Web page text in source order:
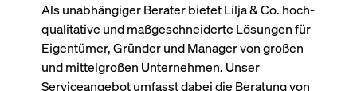
Als unabhängiger Berater bietet Lilja & Co. hoch-
qualitative und maßgeschneiderte Lösungen für
Eigentümer, Gründer und Manager von großen
und mittelgroßen Unternehmen. Unser
Serviceangebot umfasst dabei die Beratung von